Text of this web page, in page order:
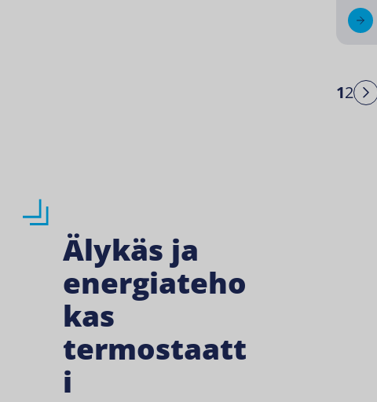
12
Älykäs ja
energiateho
kas
termostaatt
i